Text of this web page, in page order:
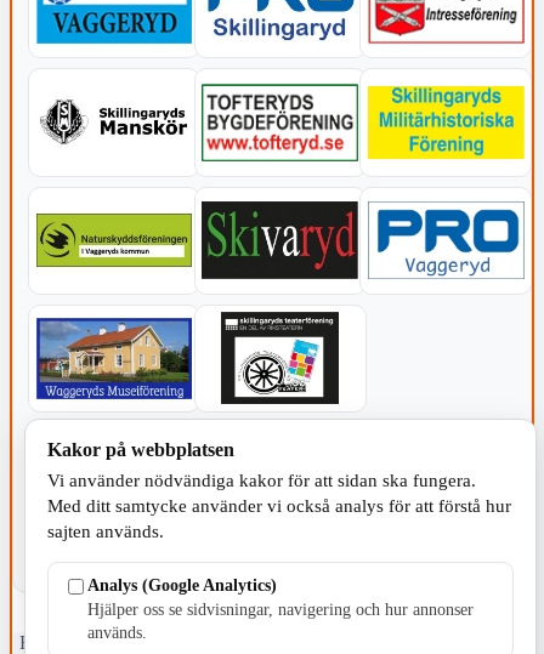
KOMMUNEN
Fristående webbtidningsföretag grundat 1991 som sedan 2002 ger
Kakor på webbplatsen
Vi använder nödvändiga kakor för att sidan ska fungera.
Med ditt samtycke använder vi också analys för att förstå hur
sajten används.
Analys (Google Analytics)
Hjälper oss se sidvisningar, navigering och hur annonser
används.